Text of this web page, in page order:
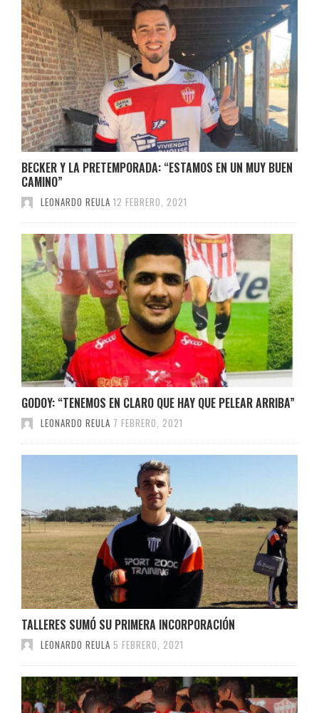
BECKER Y LA PRETEMPORADA: “ESTAMOS EN UN MUY BUEN
CAMINO”
LEONARDO REULA 12 FEBRERO, 2021
GODOY: “TENEMOS EN CLARO QUE HAY QUE PELEAR ARRIBA”
LEONARDO REULA 7 FEBRERO, 2021
TALLERES SUMÓ SU PRIMERA INCORPORACIÓN
LEONARDO REULA 5 FEBRERO, 2021